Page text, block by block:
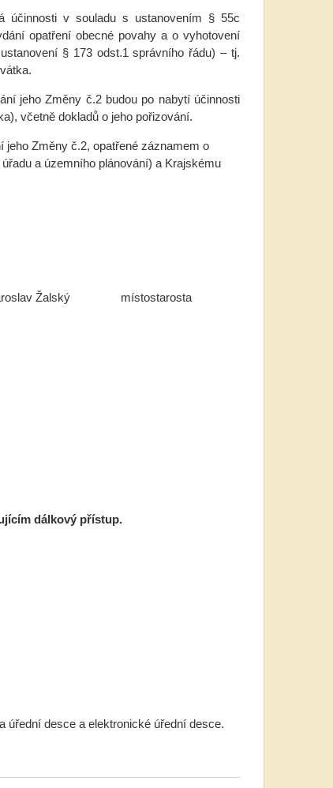
účinnosti v souladu s ustanovením § 55c
opatření obecné povahy a o vyhotovení
§ 173 odst.1 správního řádu) – tj.
jeho Změny č.2 budou po nabytí účinnosti
včetně dokladů o jeho pořizování.
jeho Změny č.2, opatřené záznamem o
a územního plánování) a Krajskému
místostarosta
dálkový přístup.
úřední desce a elektronické úřední desce.